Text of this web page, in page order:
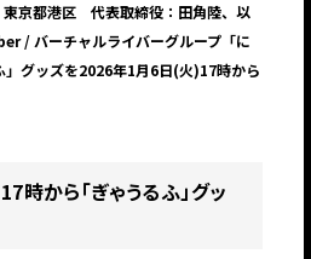
東京都港区 代表取締役：田角陸、以
/ バーチャルライバーグループ「に
」グッズを2026年1月6日(火)17時から
から「ぎゃうるふ」グッ